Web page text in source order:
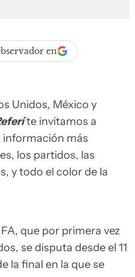
en
Unidos, México y
te invitamos a
más
los partidos, las
y todo el color de la
que por primera vez
se disputa desde el 11
la final en la que se